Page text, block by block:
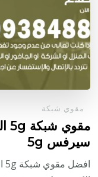
مقوي شبكة
سيرفس 5g